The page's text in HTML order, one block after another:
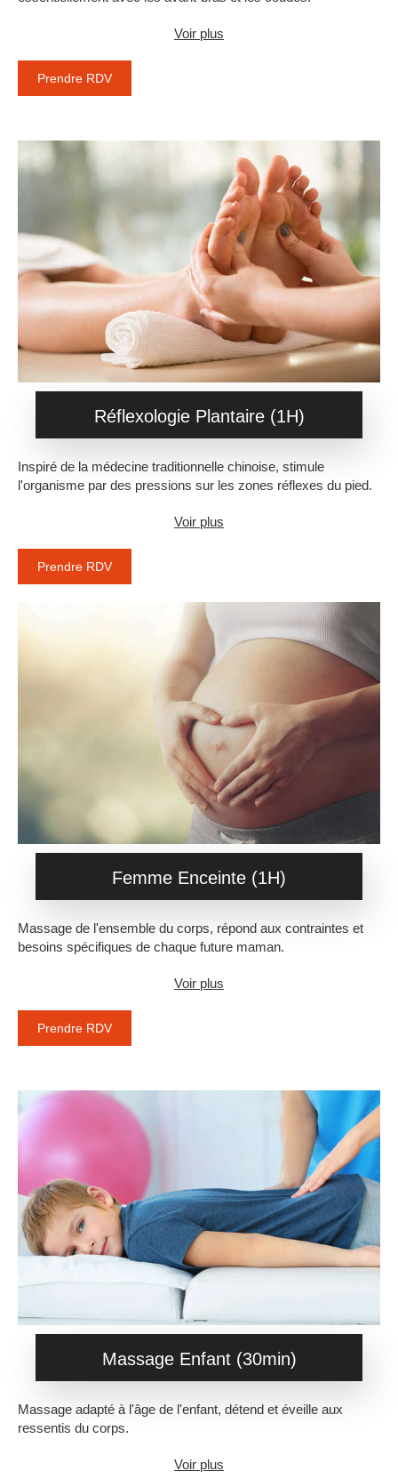
Voir plus
Prendre RDV
Réflexologie Plantaire (1H)
Inspiré de la médecine traditionnelle chinoise, stimule
l'organisme par des pressions sur les zones réflexes du pied.
Voir plus
Prendre RDV
Femme Enceinte (1H)
Massage de l'ensemble du corps, répond aux contraintes et
besoins spécifiques de chaque future maman.
Voir plus
Prendre RDV
Massage Enfant (30min)
Massage adapté à l'âge de l'enfant, détend et éveille aux
ressentis du corps.
Voir plus